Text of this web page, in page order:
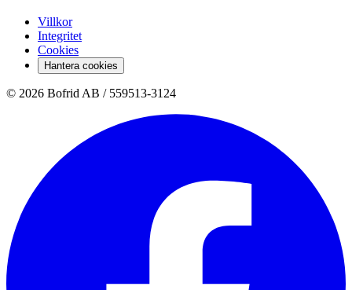
Villkor
Integritet
Cookies
Hantera cookies
© 2026 Bofrid AB / 559513-3124